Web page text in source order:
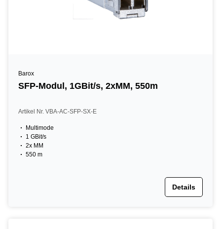
Barox
SFP-Modul, 1GBit/s, 2xMM, 550m
Artikel Nr. VBA-AC-SFP-SX-E
Multimode
1 GBit/s
2x MM
550 m
Details